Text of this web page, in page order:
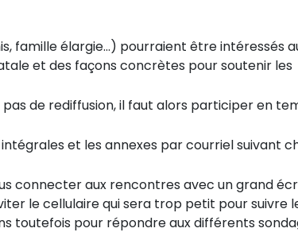
famille élargie...) pourraient être intéressés
et des façons concrètes pour soutenir les
de rediffusion, il faut alors participer en
et les annexes par courriel suivant
connecter aux rencontres avec un grand
le cellulaire qui sera trop petit pour suivre
toutefois pour répondre aux différents